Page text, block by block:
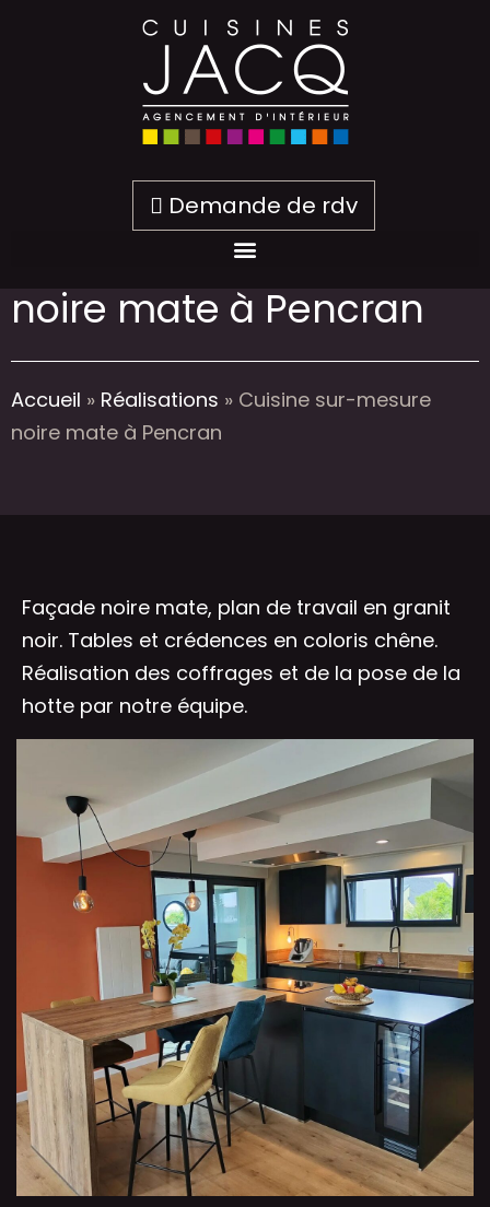
Demande de rdv
Cuisine sur-mesure
noire mate à Pencran
Accueil » Réalisations » Cuisine sur-mesure
noire mate à Pencran
Façade noire mate, plan de travail en granit
noir. Tables et crédences en coloris chêne.
Réalisation des coffrages et de la pose de la
hotte par notre équipe.